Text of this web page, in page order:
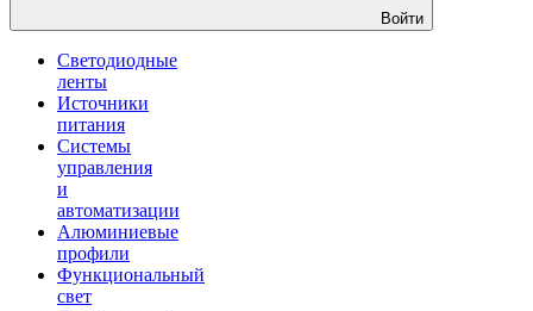
Войти
Светодиодные
ленты
Источники
питания
Системы
управления
и
автоматизации
Алюминиевые
профили
Функциональный
свет